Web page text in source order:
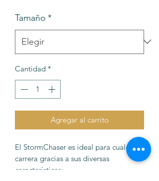
Tamaño *
Cantidad *
Agregar al carrito
El StormChaser es ideal para cualquier
carrera gracias a sus diversas
características: